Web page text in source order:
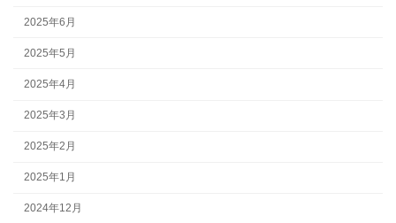
2025年6月
2025年5月
2025年4月
2025年3月
2025年2月
2025年1月
2024年12月